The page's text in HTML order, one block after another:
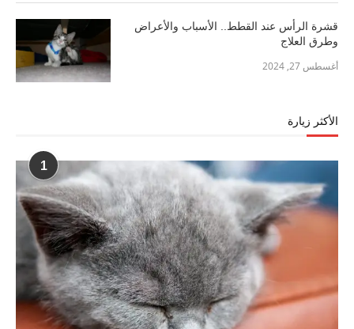
قشرة الرأس عند القطط.. الأسباب والأعراض
وطرق العلاج
أغسطس 27, 2024
الأكثر زيارة
1